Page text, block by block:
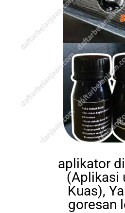
aplikator
(Aplikasi
Kuas),
goresan